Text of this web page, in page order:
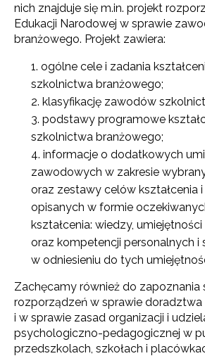
nich znajduje się m.in. projekt
Edukacji Narodowej w sprawie
branżowego. Projekt zawiera:
ogólne cele i zadania
szkolnictwa branżowego;
klasyfikację zawodów
podstawy programowe
szkolnictwa branżowego;
informacje o dodatkowych
zawodowych w zakresie
oraz zestawy celów kształcenia
opisanych w formie
kształcenia: wiedzy,
oraz kompetencji personalnych i
w odniesieniu do tych
Zachęcamy również do zapoznania
rozporządzeń w sprawie
i w sprawie zasad organizacji i
psychologiczno-pedagogicznej w
przedszkolach, szkołach i